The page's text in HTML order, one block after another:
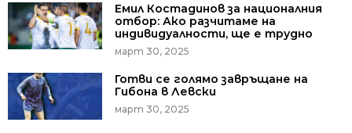
Емил Костадинов за националния
отбор: Ако разчитаме на
индивидуалности, ще е трудно
март 30, 2025
Готви се голямо завръщане на
Гибона в Левски
март 30, 2025